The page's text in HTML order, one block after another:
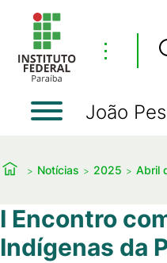
⋮
João
Notícias 2025 Abril
I Encontro
Indígenas da